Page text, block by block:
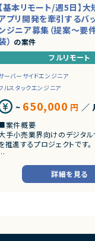
【基本リモート/週5日】
プリ開発を牽引するバ
ジニア募集（提案～要
） の案件
フルリモート
ーバーサイドエンジニア
ルスタックエンジニア
~ 650,000 円 ／
案件概要
手小売業界向けのデジタ
推進するプロジェクトです。
■プロダクトやサービスの概
・店舗向けスマホアプリおよ
システムの継続的なエンハ
詳細を見る